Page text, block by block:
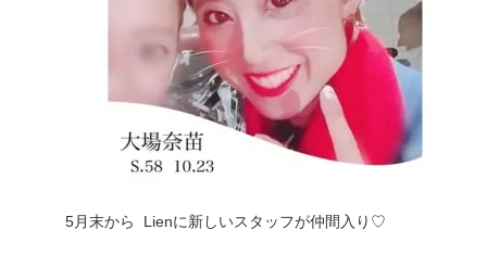
5月末から Lienに新しいスタッフが仲間入り♡